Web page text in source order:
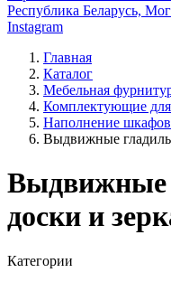
Республика Беларусь,
Instagram
Главная
Каталог
Мебельная
Комплектующие
Наполнение
Выдвижные
Выдвижные
доски и
Категории